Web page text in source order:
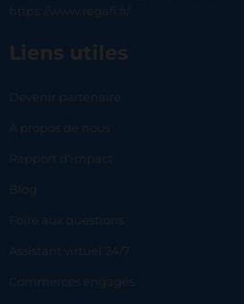
https://www.regafi.fr/
Liens utiles
Devenir partenaire
À propos de nous
Rapport d’impact
Blog
Foire aux questions
Assistant virtuel 24/7
Commerces engagés